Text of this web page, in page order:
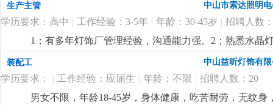
生产主管 中山市索达照明
学历要求：高中 | 工作经验：3-5年 | 年龄：30-45岁 | 招聘人数
1；有多年灯饰厂管理经验，沟通能力强。2；熟悉水晶
付出精神，人品高尚。更详细...
装配工 中山益昕灯饰有
学历要求： | 工作经验：应届生 | 年龄：不限 | 招聘人数：20
男女不限，年龄18-45岁，身体健康，吃苦耐劳，无纹